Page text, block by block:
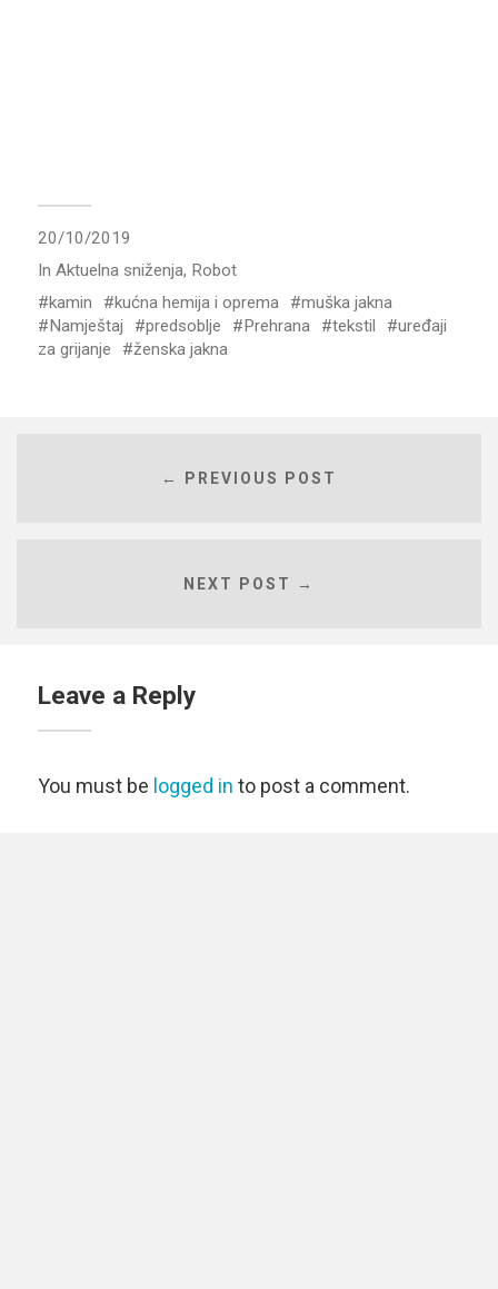
20/10/2019
In Aktuelna sniženja, Robot
kamin
kućna hemija i oprema
muška jakna
Namještaj
predsoblje Prehrana tekstil
uređaji
za grijanje
ženska jakna
← PREVIOUS POST
NEXT POST →
Leave a Reply
You must be logged in to post a comment.